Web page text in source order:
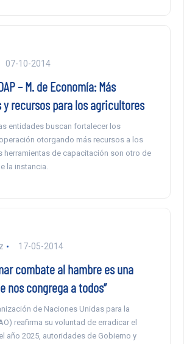
07-10-2014
– M. de Economía: Más
recursos para los agricultores
entidades buscan fortalecer los
otorgando más recursos a los
herramientas de capacitación son otro de
la instancia.
17-05-2014
combate al hambre es una
nos congrega a todos”
de Naciones Unidas para la
reafirma su voluntad de erradicar el
año 2025, autoridades de Gobierno y